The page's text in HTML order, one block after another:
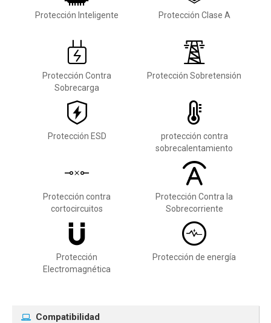
Protección Inteligente Protección Clase A
Protección Contra
Sobrecarga
Protección Sobretensión
Protección ESD
protección contra
sobrecalentamiento
Protección contra
cortocircuitos
Protección Contra la
Sobrecorriente
Protección
Electromagnética
Protección de energía
Compatibilidad